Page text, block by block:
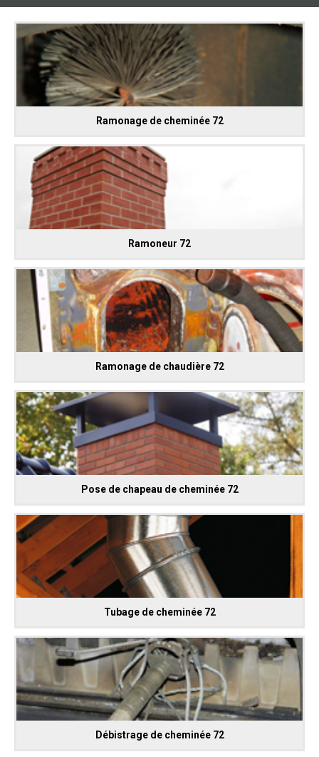
Ramonage de cheminée 72
Ramoneur 72
Ramonage de chaudière 72
Pose de chapeau de cheminée 72
Tubage de cheminée 72
Débistrage de cheminée 72